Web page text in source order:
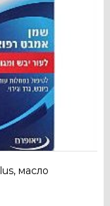
масло